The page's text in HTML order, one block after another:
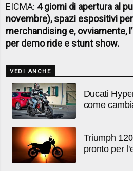
EICMA: 4 giorni di apertura al
novembre), spazi espositivi
merchandising e, ovviamente,
per demo ride e stunt show.
VEDI ANCHE
Ducati
come
Triumph
pronto per